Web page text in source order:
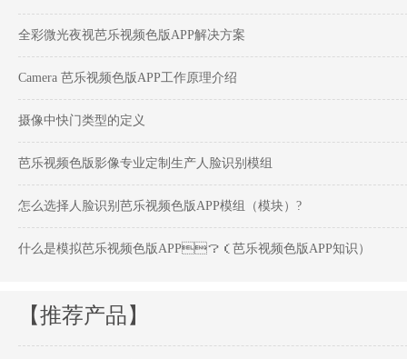
全彩微光夜视芭乐视频色版APP解决方案
Camera 芭乐视频色版APP工作原理介绍
摄像中快门类型的定义
芭乐视频色版影像专业定制生产人脸识别模组
怎么选择人脸识别芭乐视频色版APP模组（模块）?
什么是模拟芭乐视频色版APP？（芭乐视频色版APP知识）
【推荐产品】